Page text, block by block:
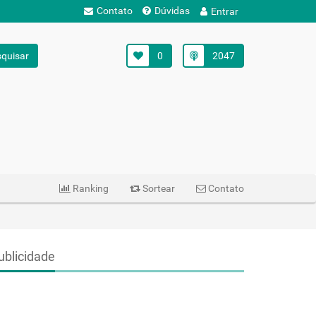
Contato Dúvidas Entrar
2047
0
Ranking Sortear Contato